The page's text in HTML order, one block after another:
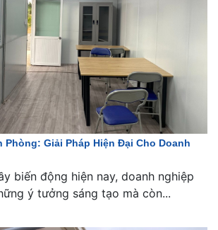
Phòng: Giải Pháp Hiện Đại Cho Doanh
biến động hiện nay, doanh nghiệp
ý tưởng sáng tạo mà còn...